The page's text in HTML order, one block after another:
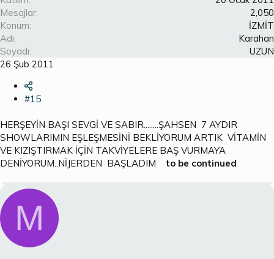
Mesajlar
2,050
Konum
İZMİT
Adı
Karahan
Soyadı
UZUN
26 Şub 2011
#15
HERŞEYİN BAŞI SEVGİ VE SABIR........ŞAHSEN 7 AYDIR
SHOWLARIMIN EŞLEŞMESİNİ BEKLİYORUM ARTIK VİTAMİN
VE KIZIŞTIRMAK İÇİN TAKVİYELERE BAŞ VURMAYA
DENİYORUM..NİJERDEN BAŞLADIM to be continued
M